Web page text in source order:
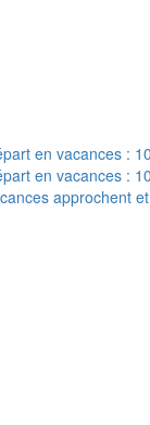
en vacances :
en vacances :
approchent